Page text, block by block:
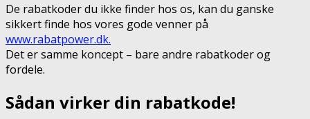
De rabatkoder du ikke finder hos os, kan du ganske
sikkert finde hos vores gode venner på
www.rabatpower.dk.
Det er samme koncept – bare andre rabatkoder og
fordele.
Sådan virker din rabatkode!